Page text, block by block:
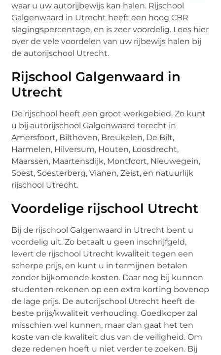
waar u uw autorijbewijs kan halen. Rijschool
Galgenwaard in Utrecht heeft een hoog CBR
slagingspercentage, en is zeer voordelig. Lees hier
over de vele voordelen van uw rijbewijs halen bij
de autorijschool Utrecht.
Rijschool Galgenwaard in
Utrecht
De rijschool heeft een groot werkgebied. Zo kunt
u bij autorijschool Galgenwaard terecht in
Amersfoort, Bilthoven, Breukelen, De Bilt,
Harmelen, Hilversum, Houten, Loosdrecht,
Maarssen, Maartensdijk, Montfoort, Nieuwegein,
Soest, Soesterberg, Vianen, Zeist, en natuurlijk
rijschool Utrecht.
Voordelige rijschool Utrecht
Bij de rijschool Galgenwaard in Utrecht bent u
voordelig uit. Zo betaalt u geen inschrijfgeld,
levert de rijschool Utrecht kwaliteit tegen een
scherpe prijs, en kunt u in termijnen betalen
zonder bijkomende kosten. Daar nog bij kunnen
studenten rekenen op een extra korting bovenop
de lage prijs. De autorijschool Utrecht heeft de
beste prijs/kwaliteit verhouding. Goedkoper zal
misschien wel kunnen, maar dan gaat het ten
koste van de kwaliteit dus van de veiligheid. Om
deze redenen hoeft u niet verder te zoeken. Bij